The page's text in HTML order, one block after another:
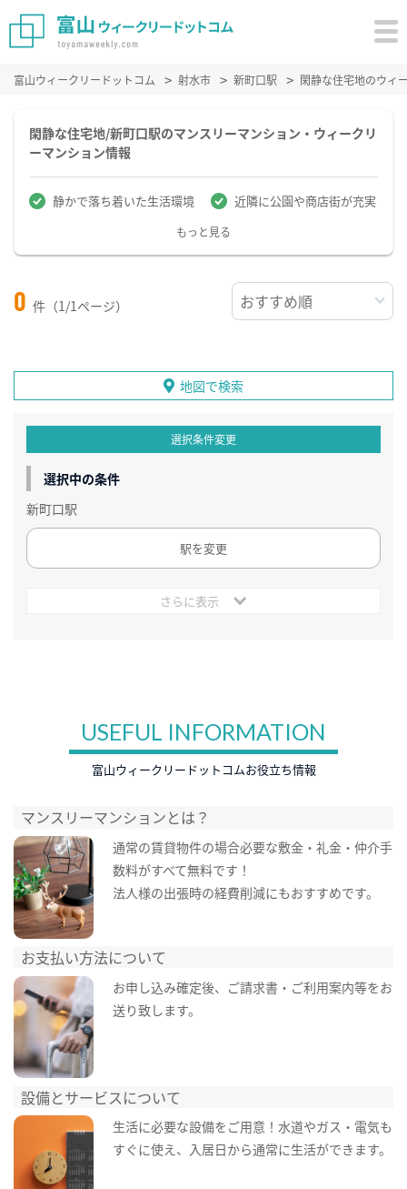
富山ウィークリードットコム 射水市 新町口駅 閑静な住宅地のウィ
閑静な住宅地/新町口駅のマンスリーマンション・ウィークリ
ーマンション情報
静かで落ち着いた生活環境 近隣に公園や商店街が充実
もっと見る
0 件（1/1ページ）
地図で検索
選択条件変更
選択中の条件
新町口駅
駅を変更
さらに表示
USEFUL INFORMATION
富山ウィークリードットコムお役立ち情報
マンスリーマンションとは？
通常の賃貸物件の場合必要な敷金・礼金・仲介手
数料がすべて無料です！
法人様の出張時の経費削減にもおすすめです。
お支払い方法について
お申し込み確定後、ご請求書・ご利用案内等をお
送り致します。
設備とサービスについて
生活に必要な設備をご用意！水道やガス・電気も
すぐに使え、入居日から通常に生活ができます。